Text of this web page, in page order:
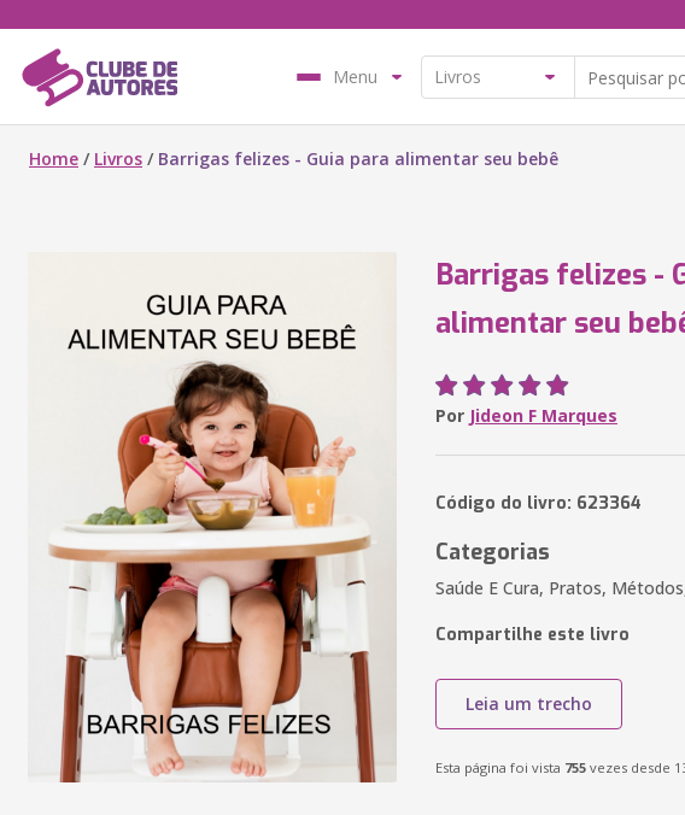
Menu
Home / Livros / Barrigas felizes - Guia para alimentar seu bebê
Barrigas felizes -
alimentar seu
Por Jideon F Marques
Código do livro: 623364
Categorias
Saúde E Cura, Pratos,
Compartilhe este livro
Leia um trecho
Esta página foi vista 755 vezes desde